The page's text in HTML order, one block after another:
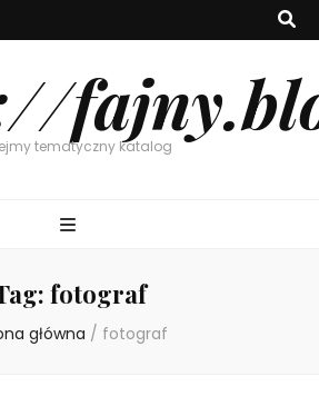
tematyczny katalog
fotograf
główna / fotograf